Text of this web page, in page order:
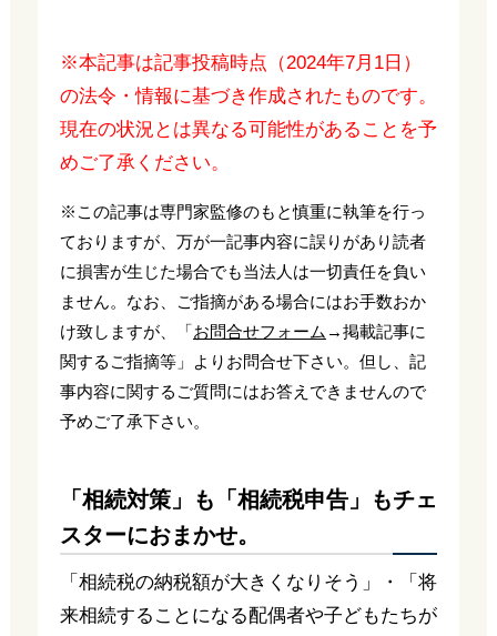
※本記事は記事投稿時点（2024年7月1日）
の法令・情報に基づき作成されたものです。
現在の状況とは異なる可能性があることを予
めご了承ください。
※この記事は専門家監修のもと慎重に執筆を行っ
ておりますが、万が一記事内容に誤りがあり読者
に損害が生じた場合でも当法人は一切責任を負い
ません。なお、ご指摘がある場合にはお手数おか
け致しますが、「お問合せフォーム →掲載記事に
関するご指摘等」よりお問合せ下さい。但し、記
事内容に関するご質問にはお答えできませんので
予めご了承下さい。
「相続対策」も「相続税申告」もチェ
スターにおまかせ。
「相続税の納税額が大きくなりそう」・「将
来相続することになる配偶者や子どもたちが